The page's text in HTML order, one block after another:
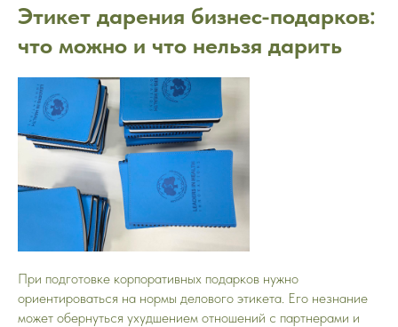
Этикет дарения бизнес-подарков:
что можно и что нельзя дарить
При подготовке корпоративных подарков нужно
ориентироваться на нормы делового этикета. Его незнание
может обернуться ухудшением отношений с партнерами и